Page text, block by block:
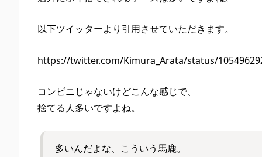
以下ツイッターより引用させていただきます。
https://twitter.com/Kimura_Arata/status/
コンビニじゃないけどこんな感じで、
捨てる人多いですよね。
多いんだよな、こういう馬鹿。